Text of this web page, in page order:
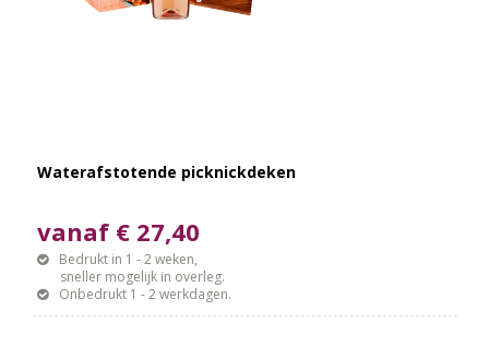
Waterafstotende picknickdeken
vanaf € 27,40
Bedrukt in 1 - 2 weken,
sneller mogelijk in overleg.
Onbedrukt 1 - 2 werkdagen.